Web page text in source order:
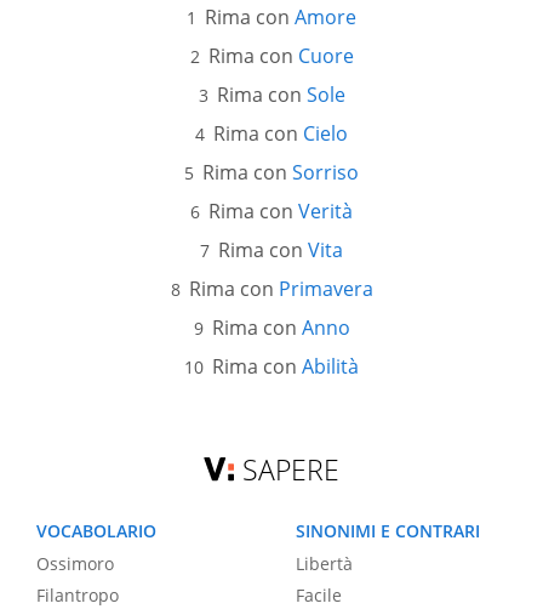
Rima con Amore
Rima con Cuore
Rima con Sole
Rima con Cielo
Rima con Sorriso
Rima con Verità
Rima con Vita
Rima con Primavera
Rima con Anno
Rima con Abilità
SAPERE
VOCABOLARIO
Ossimoro
Filantropo
SINONIMI E CONTRARI
Libertà
Facile